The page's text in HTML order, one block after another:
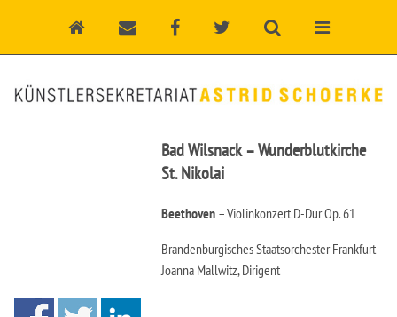
Bad Wilsnack – Wunderblutkirche
St. Nikolai
Beethoven – Violinkonzert D-Dur Op. 61
Brandenburgisches Staatsorchester Frankfurt
Joanna Mallwitz, Dirigent